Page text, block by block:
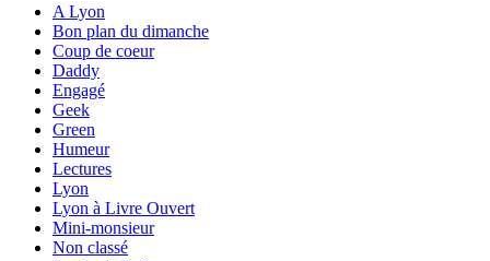
A Lyon
Bon plan du dimanche
Coup de coeur
Daddy
Engagé
Geek
Green
Humeur
Lectures
Lyon
Lyon à Livre Ouvert
Mini-monsieur
Non classé